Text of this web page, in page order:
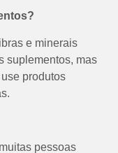
e minerais
suplementos, mas
produtos
pessoas